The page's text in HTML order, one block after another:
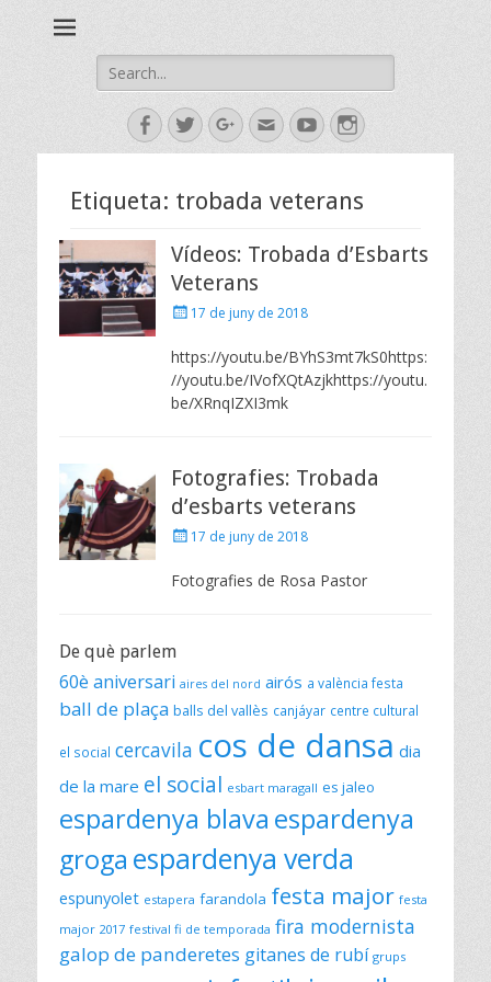
Search
for:
Facebook
TwitterGoogleplus
EmailYouTubeInstagram
Etiqueta: trobada veterans
Vídeos: Trobada d’Esbarts
Veterans
Posted17 de juny de 2018
https://youtu.be/BYhS3mt7kS0https:
//youtu.be/IVofXQtAzjkhttps://youtu.
be/XRnqIZXI3mk
Fotografies: Trobada
d’esbarts veterans
Posted17 de juny de 2018
Fotografies de Rosa Pastor
De què parlem
60è aniversari aires del nord airós a valència festa
ball de plaça balls del vallès canjáyar centre cultural
el social cercavila cos de dansa dia
de la mare el social esbart maragall es jaleo
espardenya blava espardenya
groga espardenya verda
espunyolet estapera farandola festa major festa
major 2017 festival fi de temporada fira modernista
galop de panderetes gitanes de rubí grups